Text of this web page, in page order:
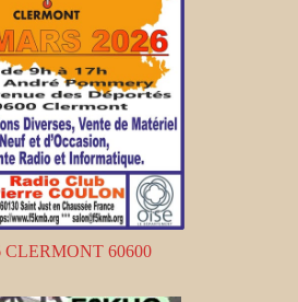
CLERMONT 60600